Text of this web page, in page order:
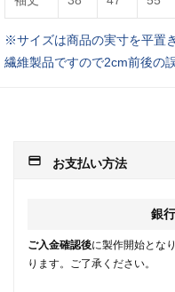
※サイズは商品の実寸を平置
繊維製品ですので2cm前後の
payment お支払い方法
銀
ご入金確認後に製作開始とな
ります。ご了承ください。